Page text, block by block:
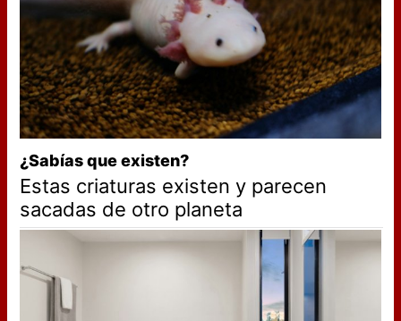
¿Sabías que existen?
Estas criaturas existen y parecen
sacadas de otro planeta